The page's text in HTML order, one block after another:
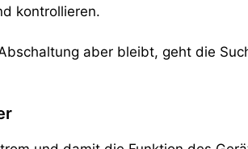
kontrollieren.
aber bleibt, geht die